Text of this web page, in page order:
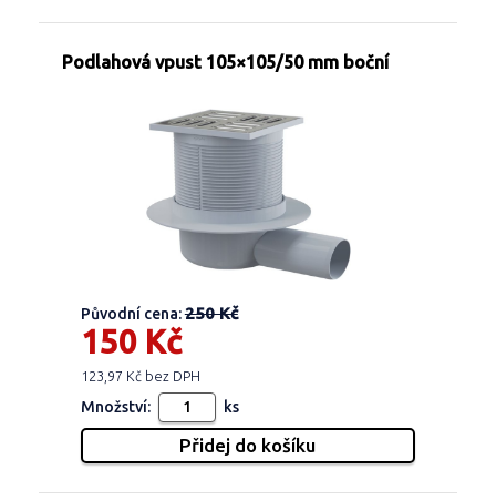
Podlahová vpust 105×105/50 mm boční
Původní cena:250 Kč
150 Kč
123,97 Kč bez DPH
Množství: ks